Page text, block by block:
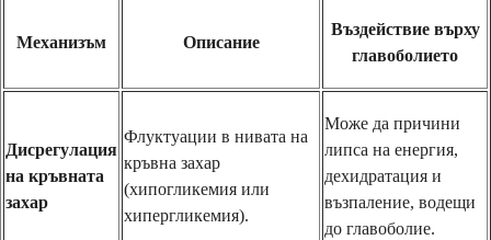
Механизъм Описание
Въздействие върху
главоболието
Дисрегулация
на кръвната
захар
Флуктуации в нивата на
кръвна захар
(хипогликемия или
хипергликемия).
Може да причини
липса на енергия,
дехидратация и
възпаление, водещи
до главоболие.